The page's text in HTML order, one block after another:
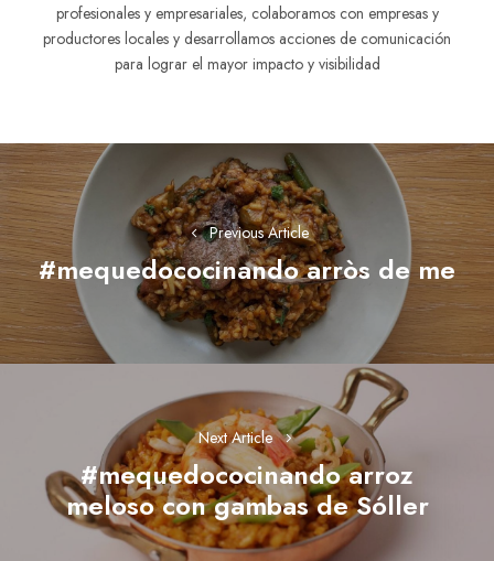
profesionales y empresariales, colaboramos con empresas y
productores locales y desarrollamos acciones de comunicación
para lograr el mayor impacto y visibilidad
Navegación
de
entradas
Previous Article
Previous
post:
#mequedococinando arròs de me
Next Article
Next
post:
#mequedococinando arroz
meloso con gambas de Sóller